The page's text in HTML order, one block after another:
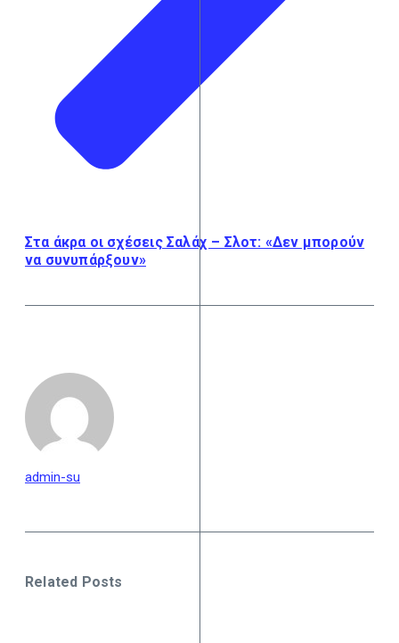
Στα άκρα οι σχέσεις Σαλάχ – Σλοτ: «Δεν μπορούν
να συνυπάρξουν»
admin-su
Related Posts